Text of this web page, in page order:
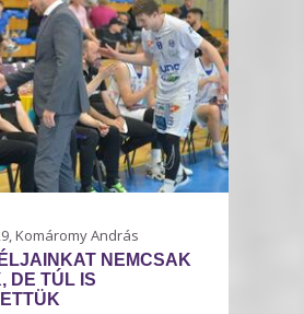
Komáromy András
NEMCSAK
DE TÚL IS